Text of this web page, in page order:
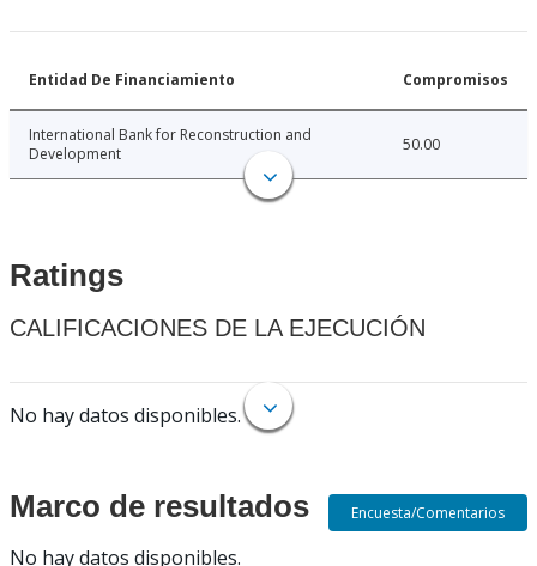
Entidad De Financiamiento Compromisos
International Bank for Reconstruction and
Development
50.00
Ratings
CALIFICACIONES DE LA EJECUCIÓN
No hay datos disponibles.
Marco de resultados
No hay datos disponibles.
Encuesta/Comentarios